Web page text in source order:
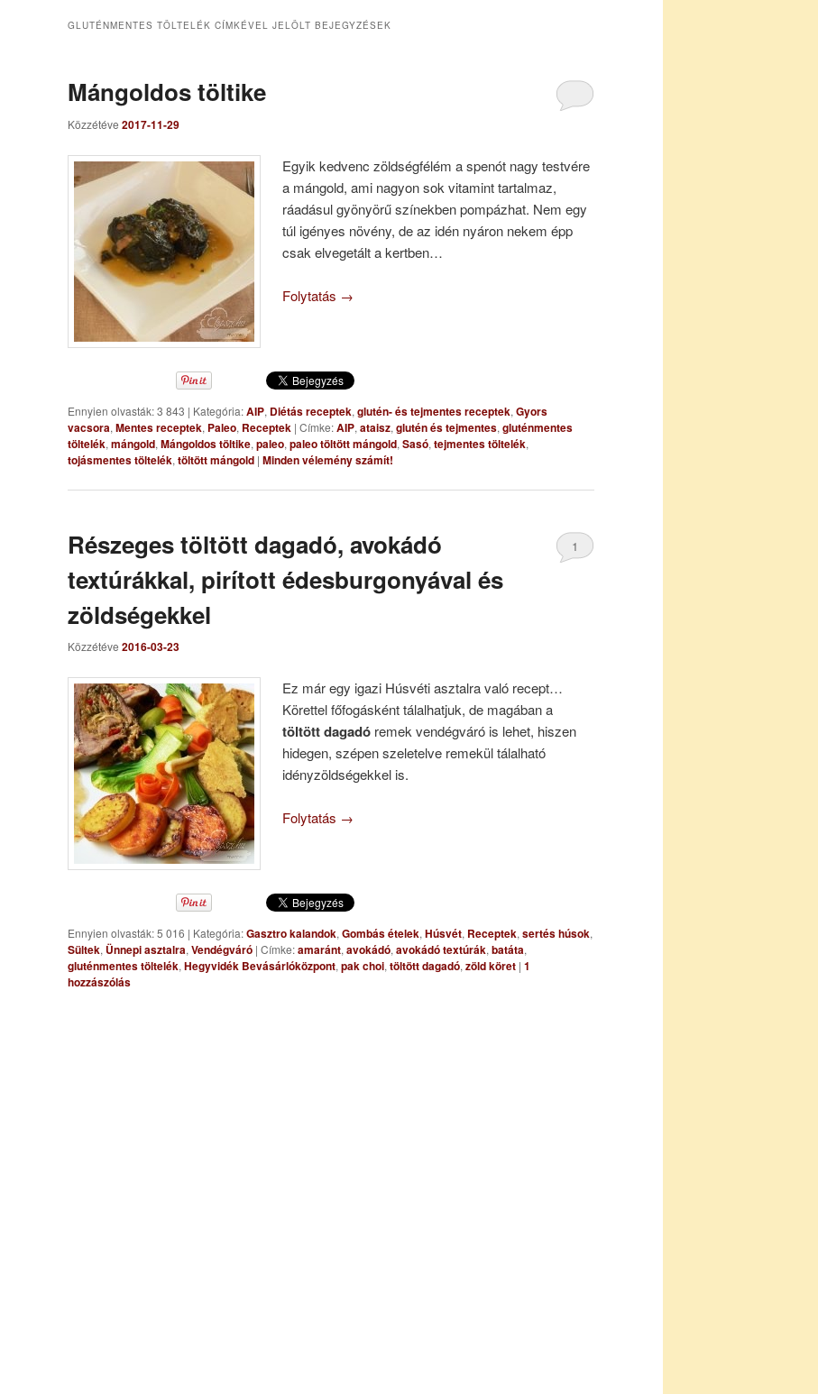
GLUTÉNMENTES TÖLTELÉK CÍMKÉVEL JELÖLT BEJEGYZÉSEK
Mángoldos töltike
Közzétéve 2017-11-29
Egyik kedvenc zöldségfélém a spenót nagy testvére
a mángold, ami nagyon sok vitamint tartalmaz,
ráadásul gyönyörű színekben pompázhat. Nem egy
túl igényes növény, de az idén nyáron nekem épp
csak elvegetált a kertben…
Folytatás →
Ennyien olvasták: 3 843 | Kategória:AIP, Diétás receptek, glutén- és tejmentes receptek, Gyors
vacsora, Mentes receptek, Paleo, Receptek | Címke:AIP, ataisz, glutén és tejmentes, gluténmentes
töltelék, mángold, Mángoldos töltike, paleo, paleo töltött mángold, Sasó, tejmentes töltelék,
tojásmentes töltelék, töltött mángold | Minden vélemény számít!
Részeges töltött dagadó, avokádó
textúrákkal, pirított édesburgonyával és
zöldségekkel
Közzétéve 2016-03-23
1
Ez már egy igazi Húsvéti asztalra való recept…
Körettel főfogásként tálalhatjuk, de magában a
töltött dagadó remek vendégváró is lehet, hiszen
hidegen, szépen szeletelve remekül tálalható
idényzöldségekkel is.
Folytatás →
Ennyien olvasták: 5 016 | Kategória:Gasztro kalandok, Gombás ételek, Húsvét, Receptek, sertés húsok,
Sültek, Ünnepi asztalra, Vendégváró | Címke:amaránt, avokádó, avokádó textúrák, batáta,
gluténmentes töltelék, Hegyvidék Bevásárlóközpont, pak choi, töltött dagadó, zöld köret | 1
hozzászólás